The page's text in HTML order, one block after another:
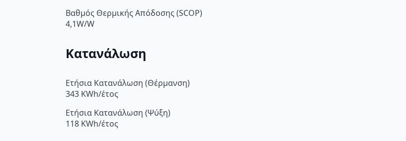
Βαθμός Θερμικής Απόδοσης (SCOP)
4,1W/W
Κατανάλωση
Ετήσια Κατανάλωση (Θέρμανση)
343 KWh/έτος
Ετήσια Κατανάλωση (Ψύξη)
118 KWh/έτος